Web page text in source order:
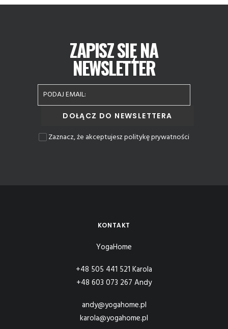
Album 777 Asan
177,00zł
ZAPISZ SIĘ NA
NEWSLETTER
Zaznacz, że akceptujesz politykę prywatności
KONTAKT
YogaHome
+48 505 441 521 Karola
+48 603 073 267 Andy
andy@yogahome.pl
karola@yogahome.pl